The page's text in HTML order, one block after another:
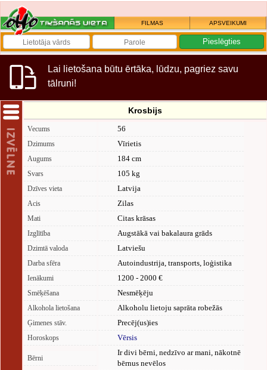
FILMAS APSVEIKUMI
Lai lietošana būtu ērtāka, lūdzu, pagriez savu
tālruni!
Krosbijs
Vecums 56
Dzimums Vīrietis
Augums 184 cm
Svars 105 kg
Dzīves vieta Latvija
Acis Zilas
Mati Citas krāsas
Izglītība Augstākā vai bakalaura grāds
Dzimtā valoda Latviešu
Darba sfēra Autoindustrija, transports, loģistika
Ienākumi 1200 - 2000 €
Smēķēšana Nesmēķēju
Alkohola lietošana Alkoholu lietoju saprāta robežās
Ģimenes stāv. Precēj(us)ies
Horoskops Vērsis
Bērni
Ir divi bērni, nedzīvo ar mani, nākotnē
bērnus nevēlos